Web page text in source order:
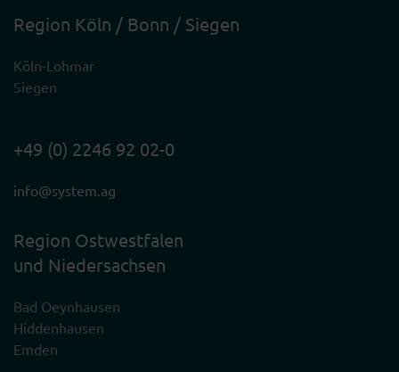
Region Köln / Bonn / Siegen
Köln-Lohmar
Siegen
+49 (0) 2246 92 02-0
info@system.ag
Region Ostwestfalen
und Niedersachsen
Bad Oeynhausen
Hiddenhausen
Emden